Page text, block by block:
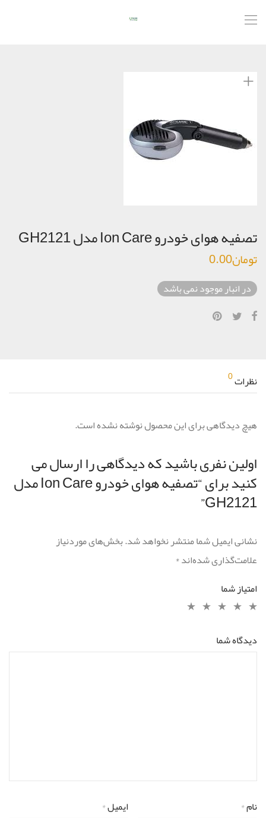
تصفیه هوای خودرو Ion Care مدل GH2121
تومان0.00
در انبار موجود نمی باشد
نظرات0
هیچ دیدگاهی برای این محصول نوشته نشده است.
اولین نفری باشید که دیدگاهی را ارسال می
کنید برای “تصفیه هوای خودرو Ion Care مدل
GH2121”
نشانی ایمیل شما منتشر نخواهد شد.بخش‌های موردنیاز
علامت‌گذاری شده‌اند*
امتیاز شما
دیدگاه شما
نام* ایمیل*